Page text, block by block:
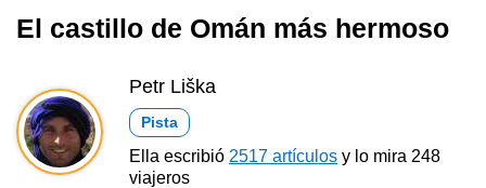
El castillo de Omán más hermoso
Petr Liška
Pista
Ella escribió 2517 artículos y lo mira 248
viajeros